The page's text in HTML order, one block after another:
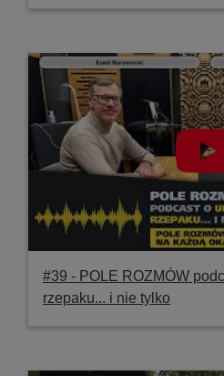
#39 ‐ POLE ROZMÓW
rzepaku... i nie tylko